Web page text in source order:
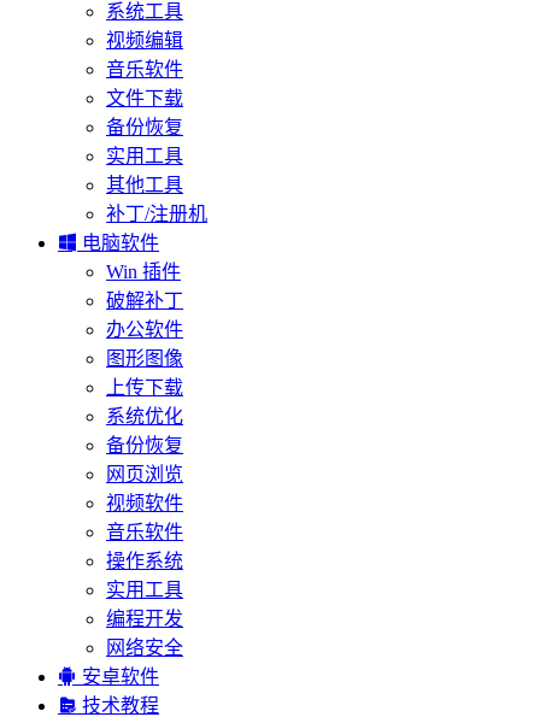
系统工具
视频编辑
音乐软件
文件下载
备份恢复
实用工具
其他工具
补丁/注册机
 电脑软件
Win 插件
破解补丁
办公软件
图形图像
上传下载
系统优化
备份恢复
网页浏览
视频软件
音乐软件
操作系统
实用工具
编程开发
网络安全
 安卓软件
 技术教程